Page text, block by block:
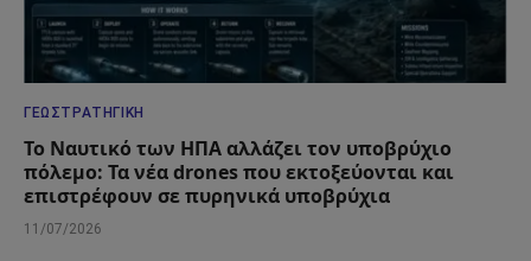
ΓΕΩΣΤΡΑΤΗΓΙΚΉ
Το Ναυτικό των ΗΠΑ αλλάζει τον υποβρύχιο
πόλεμο: Τα νέα drones που εκτοξεύονται και
επιστρέφουν σε πυρηνικά υποβρύχια
11/07/2026